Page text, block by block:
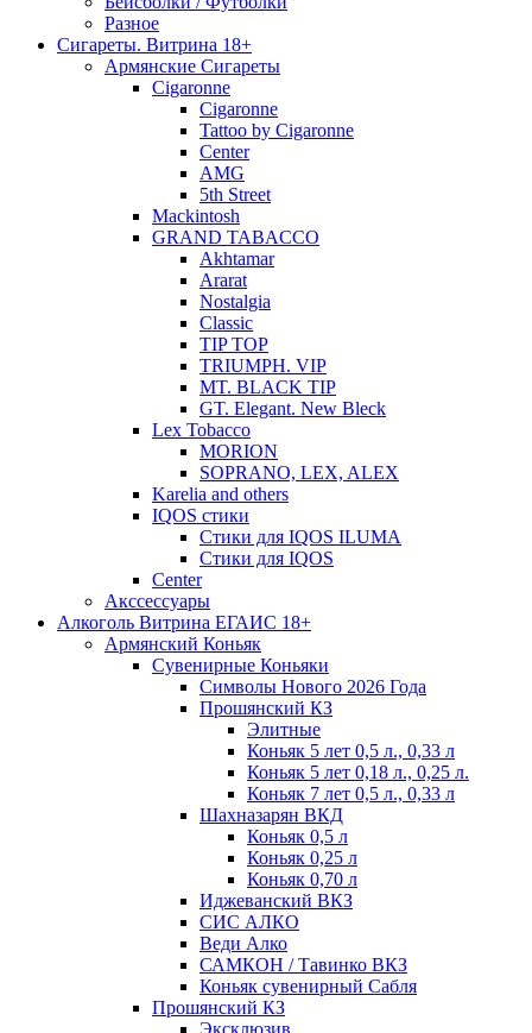
Разное
Сигареты. Витрина 18+
Армянские Сигареты
Cigaronne
Cigaronne
Tattoo by Cigaronne
Center
AMG
5th Street
Mackintosh
GRAND TABACCO
Akhtamar
Ararat
Nostalgia
Classic
TIP TOP
TRIUMPH. VIP
MT. BLACK TIP
GT. Elegant. New Bleck
Lex Tobacco
MORION
SOPRANO, LEX, ALEX
Karelia and others
IQOS стики
Стики для IQOS ILUMA
Стики для IQOS
Сenter
Акссессуары
Алкоголь Витрина ЕГАИС 18+
Армянский Коньяк
Сувенирные Коньяки
Символы Нового 2026 Года
Прошянский КЗ
Элитные
Коньяк 5 лет 0,5 л., 0,33 л
Коньяк 5 лет 0,18 л., 0,25 л.
Коньяк 7 лет 0,5 л., 0,33 л
Шахназарян ВКД
Коньяк 0,5 л
Коньяк 0,25 л
Коньяк 0,70 л
Иджеванский ВКЗ
СИС АЛКО
Веди Алко
САМКОН / Тавинко ВКЗ
Коньяк сувенирный Сабля
Прошянский КЗ
Эксклюзив